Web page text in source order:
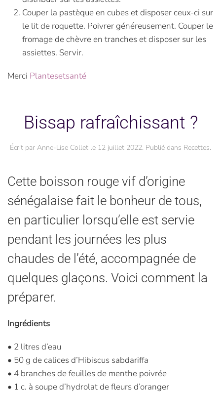
Couper la pastèque en cubes et disposer ceux-ci sur
le lit de roquette. Poivrer généreusement. Couper le
fromage de chèvre en tranches et disposer sur les
assiettes. Servir.
Merci Plantesetsanté
Bissap rafraîchissant ?
Écrit par Anne-Lise Collet le 12 juillet 2022. Publié dans Recettes.
Cette boisson rouge vif d’origine
sénégalaise fait le bonheur de tous,
en particulier lorsqu’elle est servie
pendant les journées les plus
chaudes de l’été, accompagnée de
quelques glaçons. Voici comment la
préparer.
Ingrédients
• 2 litres d’eau
• 50 g de calices d’Hibiscus sabdariffa
• 4 branches de feuilles de menthe poivrée
• 1 c. à soupe d’hydrolat de fleurs d’oranger